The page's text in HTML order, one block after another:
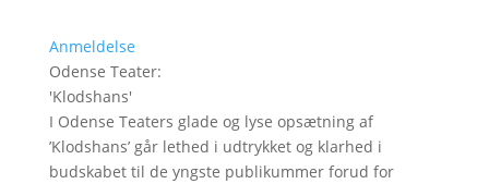
Anmeldelse
Odense Teater:
'Klodshans'
I Odense Teaters glade og lyse opsætning af
’Klodshans’ går lethed i udtrykket og klarhed i
budskabet til de yngste publikummer forud for